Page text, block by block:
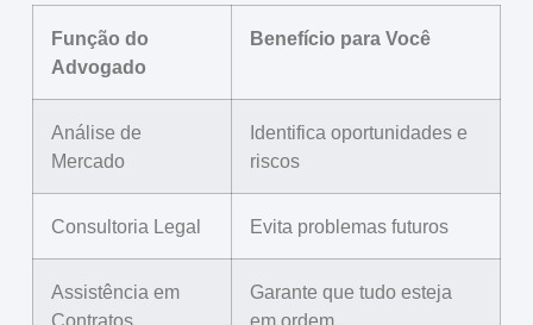
Função do
Advogado
Benefício para Você
Análise de
Mercado
Identifica oportunidades e
riscos
Consultoria Legal Evita problemas futuros
Assistência em
Contratos
Garante que tudo esteja
em ordem